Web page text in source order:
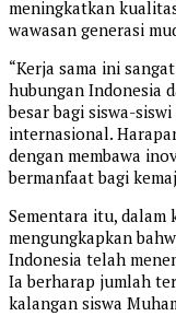
meningkatkan
wawasan generasi
“Kerja sama ini
hubungan Indonesia
besar bagi siswa-
internasional.
dengan membawa
bermanfaat bagi
Sementara itu, dalam
mengungkapkan
Indonesia telah
Ia berharap jumlah
kalangan siswa